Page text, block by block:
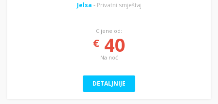
Jelsa - Privatni smještaj
Cijene od:
€40
Na noć
DETALJNIJE